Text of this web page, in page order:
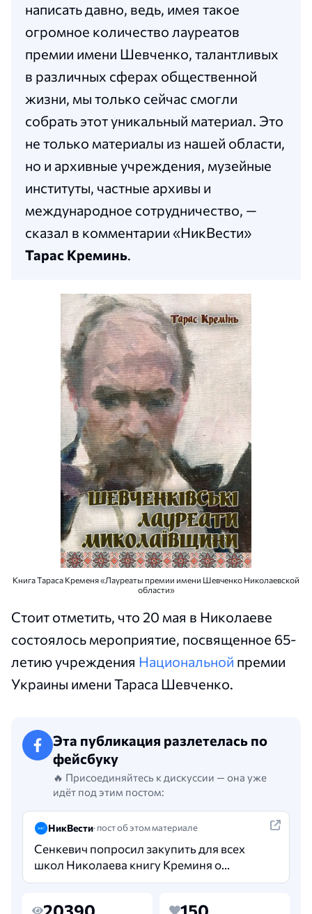
написать давно, ведь, имея такое
огромное количество лауреатов
премии имени Шевченко, талантливых
в различных сферах общественной
жизни, мы только сейчас смогли
собрать этот уникальный материал. Это
не только материалы из нашей области,
но и архивные учреждения, музейные
институты, частные архивы и
международное сотрудничество, —
сказал в комментарии «НикВести»
Тарас Креминь.
Книга Тараса Кременя «Лауреаты премии имени Шевченко Николаевской
области»
Стоит отметить, что 20 мая в Николаеве
состоялось мероприятие, посвященное 65-
летию учреждения Национальной премии
Украины имени Тараса Шевченко.
Эта публикация разлетелась по
фейсбуку
🔥 Присоединяйтесь к дискуссии — она уже
идёт под этим постом:
НикВести· пост об этом материале
Сенкевич попросил закупить для всех
школ Николаева книгу Креминя о
лауреатах премии имени Шевченко. В
20390 150